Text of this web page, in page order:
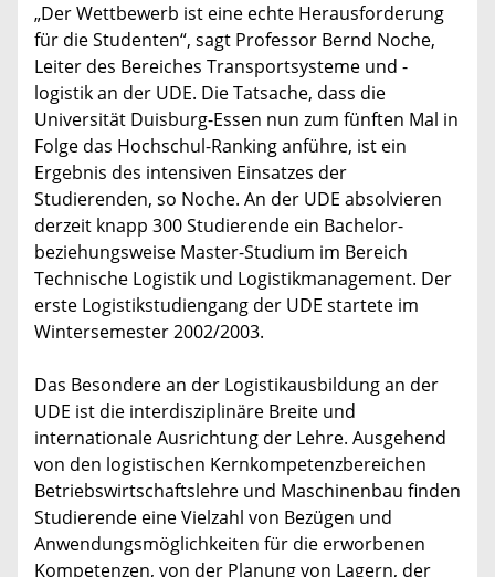
„Der Wettbewerb ist eine echte Herausforderung
für die Studenten“, sagt Professor Bernd Noche,
Leiter des Bereiches Transportsysteme und -
logistik an der UDE. Die Tatsache, dass die
Universität Duisburg-Essen nun zum fünften Mal in
Folge das Hochschul-Ranking anführe, ist ein
Ergebnis des intensiven Einsatzes der
Studierenden, so Noche. An der UDE absolvieren
derzeit knapp 300 Studierende ein Bachelor-
beziehungsweise Master-Studium im Bereich
Technische Logistik und Logistikmanagement. Der
erste Logistikstudiengang der UDE startete im
Wintersemester 2002/2003.
Das Besondere an der Logistikausbildung an der
UDE ist die interdisziplinäre Breite und
internationale Ausrichtung der Lehre. Ausgehend
von den logistischen Kernkompetenzbereichen
Betriebswirtschaftslehre und Maschinenbau finden
Studierende eine Vielzahl von Bezügen und
Anwendungsmöglichkeiten für die erworbenen
Kompetenzen, von der Planung von Lagern, der